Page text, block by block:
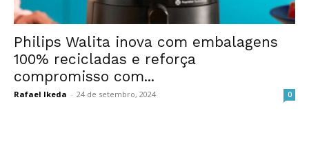
Philips Walita inova com embalagens
100% recicladas e reforça
compromisso com...
Rafael Ikeda - 24 de setembro, 2024 0